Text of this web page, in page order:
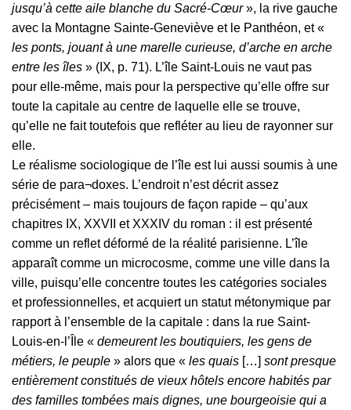
jusqu’à cette aile blanche du Sacré-Cœur», la rive gauche
avec la Montagne Sainte-Geneviève et le Panthéon, et «
les ponts, jouant à une marelle curieuse, d’arche en arche
entre les îles » (IX, p. 71). L’île Saint-Louis ne vaut pas
pour elle-même, mais pour la perspective qu’elle offre sur
toute la capitale au centre de laquelle elle se trouve,
qu’elle ne fait toutefois que refléter au lieu de rayonner sur
elle.
Le réalisme sociologique de l’île est lui aussi soumis à une
série de para¬doxes. L’endroit n’est décrit assez
précisément – mais toujours de façon rapide – qu’aux
chapitres IX, XXVII et XXXIV du roman : il est présenté
comme un reflet déformé de la réalité parisienne. L’île
apparaît comme un microcosme, comme une ville dans la
ville, puisqu’elle concentre toutes les catégories sociales
et professionnelles, et acquiert un statut métonymique par
rapport à l’ensemble de la capitale : dans la rue Saint-
Louis-en-l’Île « demeurent les boutiquiers, les gens de
métiers, le peuple » alors que « les quais […] sont presque
entièrement constitués de vieux hôtels encore habités par
des familles tombées mais dignes, une bourgeoisie qui a